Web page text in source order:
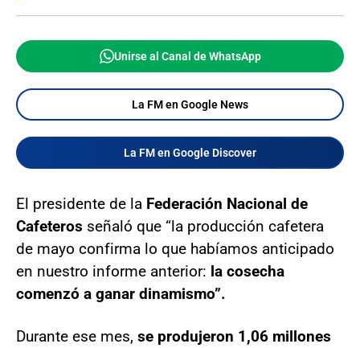
Unirse al Canal de WhatsApp
La FM en Google News
La FM en Google Discover
El presidente de la Federación Nacional de
Cafeteros señaló que “la producción cafetera
de mayo confirma lo que habíamos anticipado
en nuestro informe anterior: la cosecha
comenzó a ganar dinamismo”.
Durante ese mes, se produjeron 1,06 millones